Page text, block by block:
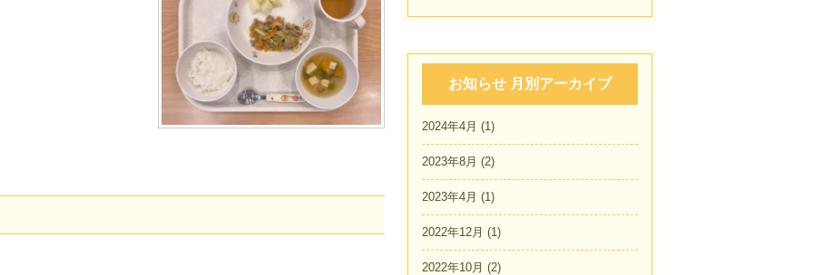
お知らせ 月別アーカイブ
2024年4月 (1)
2023年8月 (2)
2023年4月 (1)
2022年12月 (1)
2022年10月 (2)